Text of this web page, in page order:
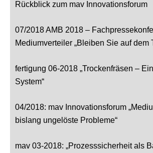
Rückblick zum mav Innovationsforum
07/2018 AMB 2018 –
Mediumverteiler „Bleiben Sie auf dem
fertigung 06-2018 „Trockenfräsen –
System“
04/2018: mav Innovationsforum
bislang ungelöste Probleme“
mav 03-2018: „Prozesssicherheit als